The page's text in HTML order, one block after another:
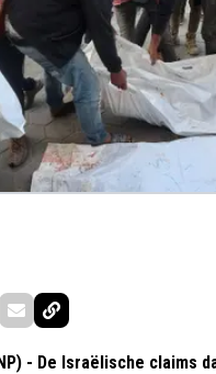
- De Israëlische claims